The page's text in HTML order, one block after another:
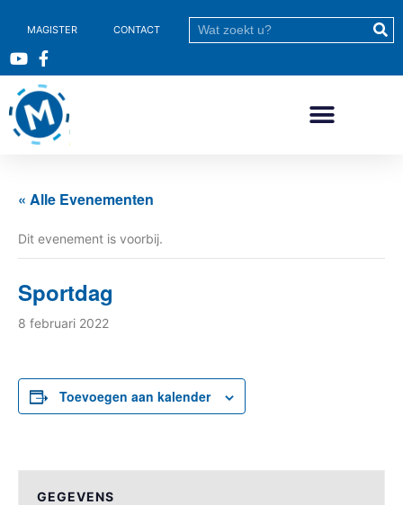
MAGISTER CONTACT
« Alle Evenementen
Dit evenement is voorbij.
Sportdag
8 februari 2022
Toevoegen aan kalender
GEGEVENS